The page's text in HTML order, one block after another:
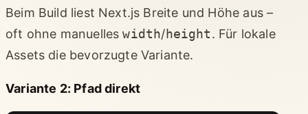
Beim Build liest Next.js Breite und Höhe aus –
oft ohne manuelleswidth/height. Für lokale
Assets die bevorzugte Variante.
Variante 2: Pfad direkt